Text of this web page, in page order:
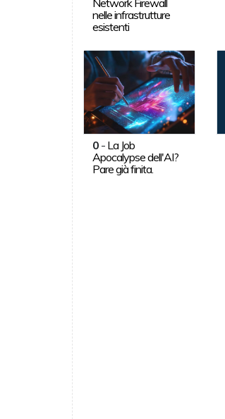
nelle infrastrutture
esistenti
0- La Job
Apocalypse dell'AI?
Pare già finita.